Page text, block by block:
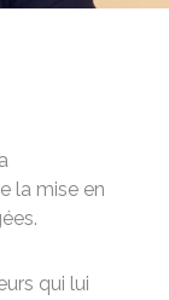
la mise en
qui lui